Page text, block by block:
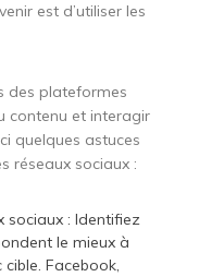
est d’utiliser les
des plateformes
contenu et interagir
quelques astuces
réseaux sociaux :
sociaux : Identifiez
le mieux à
Facebook,